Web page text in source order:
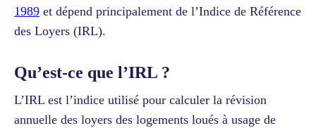
1989 et dépend principalement de l’Indice de Référence
des Loyers (IRL).
Qu’est-ce que l’IRL ?
L’IRL est l’indice utilisé pour calculer la révision
annuelle des loyers des logements loués à usage de